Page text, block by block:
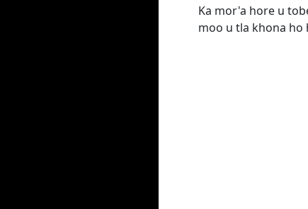
Ka mor'a hore u
moo u tla khona ho